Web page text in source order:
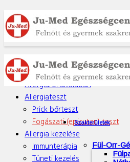
Szakterületek
Fül-Orr-
Allergológia
Allergiáról általában
Allergiateszt
Prick bőrteszt
Fogászati (epicutan) teszt
Allergia kezelése
Immunterápia
Tüneti kezelés